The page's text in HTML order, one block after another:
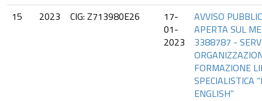
15 2023 CIG: Z713980E26
17-
01-
2023
AVVISO
APERTA SUL
3388787 -
FORMAZIONE
SPECIALISTICA
ENGLISH”